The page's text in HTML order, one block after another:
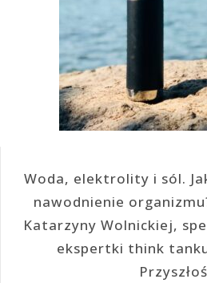
Woda, elektrolity i sól.
nawodnienie
Katarzyny Wolnickiej,
ekspertki think